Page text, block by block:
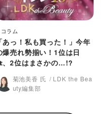
コラム
「あっ！私も買った！」今年
爆売れ勢揃い！1位は日
、2位はまさかの…!?
菊池美香 氏
LDK the Bea
uty編集部